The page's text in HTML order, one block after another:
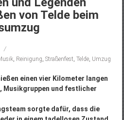
von Telde beim
, Reinigung Straßenfest Telde, Umzug
einen vier Kilometer langen
Musikgruppen und festlicher
sorgte dafür, dass die